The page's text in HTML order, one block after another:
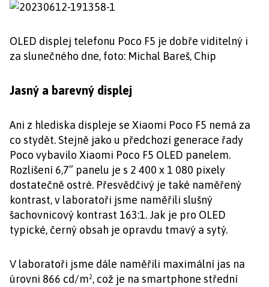
OLED displej telefonu Poco F5 je dobře viditelný i
za slunečného dne, foto: Michal Bareš, Chip
Jasný a barevný displej
Ani z hlediska displeje se Xiaomi Poco F5 nemá za
co stydět. Stejně jako u předchozí generace řady
Poco vybavilo Xiaomi Poco F5 OLED panelem.
Rozlišení 6,7” panelu je s 2 400 x 1 080 pixely
dostatečně ostré. Přesvědčivý je také naměřený
kontrast, v laboratoři jsme naměřili slušný
šachovnicový kontrast 163:1. Jak je pro OLED
typické, černý obsah je opravdu tmavý a sytý.
V laboratoři jsme dále naměřili maximální jas na
úrovni 866 cd/m², což je na smartphone střední